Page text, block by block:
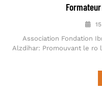
Association Fondation
Alzdihar: Promouvant le ro